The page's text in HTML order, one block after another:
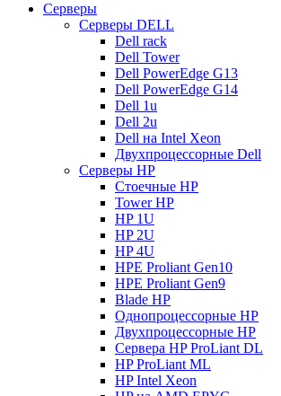
Серверы
Серверы DELL
Dell rack
Dell Tower
Dell PowerEdge G13
Dell PowerEdge G14
Dell 1u
Dell 2u
Dell на Intel Xeon
Двухпроцессорные Dell
Серверы HP
Стоечные HP
Tower HP
HP 1U
HP 2U
HP 4U
HPE Proliant Gen10
HPE Proliant Gen9
Blade HP
Однопроцессорные HP
Двухпроцессорные HP
Сервера HP ProLiant DL
HP ProLiant ML
HP Intel Xeon